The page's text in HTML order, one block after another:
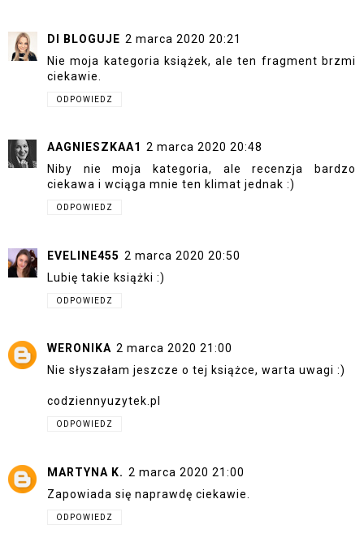
DI BLOGUJE 2 marca 2020 20:21
Nie moja kategoria książek, ale ten fragment brzmi
ciekawie.
ODPOWIEDZ
AAGNIESZKAA1 2 marca 2020 20:48
Niby nie moja kategoria, ale recenzja bardzo
ciekawa i wciąga mnie ten klimat jednak :)
ODPOWIEDZ
EVELINE455 2 marca 2020 20:50
Lubię takie książki :)
ODPOWIEDZ
WERONIKA 2 marca 2020 21:00
Nie słyszałam jeszcze o tej książce, warta uwagi :)
codziennyuzytek.pl
ODPOWIEDZ
MARTYNA K. 2 marca 2020 21:00
Zapowiada się naprawdę ciekawie.
ODPOWIEDZ